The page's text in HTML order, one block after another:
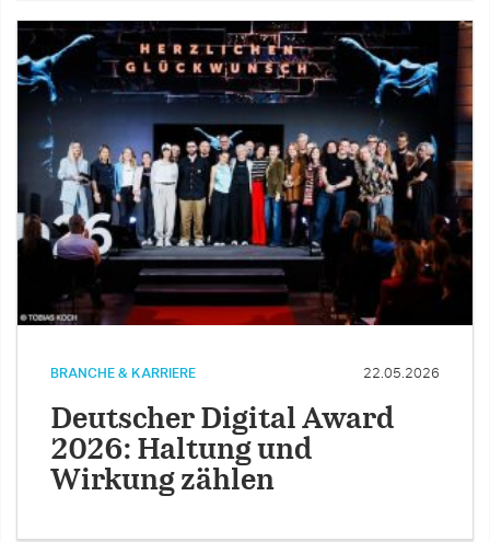
BRANCHE & KARRIERE 22.05.2026
Deutscher Digital Award
2026: Haltung und
Wirkung zählen